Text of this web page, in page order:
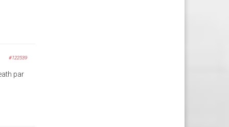
#122539
par